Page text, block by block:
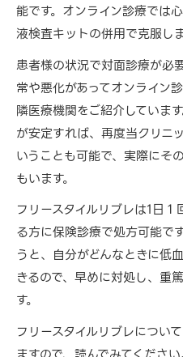
能です。オンライン診療では
液検査キットの併用で克服し
患者様の状況で対面診療が必
常や悪化があってオンライン
隣医療機関をご紹介していま
が安定すれば、再度当クリニ
いうことも可能で、実際にそ
もいます。
フリースタイルリブレは1日
る方に保険診療で処方可能で
うと、自分がどんなときに低
きるので、早めに対処し、重
す。
フリースタイルリブレについ